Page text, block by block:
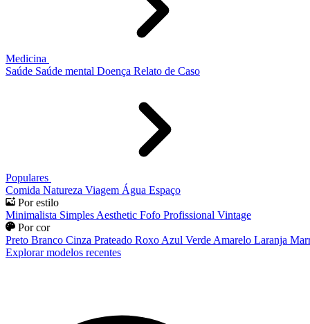
Medicina
Saúde Saúde mental Doença Relato de Caso
Populares
Comida Natureza Viagem Água Espaço
Por estilo
Minimalista Simples Aesthetic Fofo Profissional Vintage
Por cor
Preto Branco Cinza Prateado Roxo Azul Verde Amarelo Laranja
Explorar modelos recentes